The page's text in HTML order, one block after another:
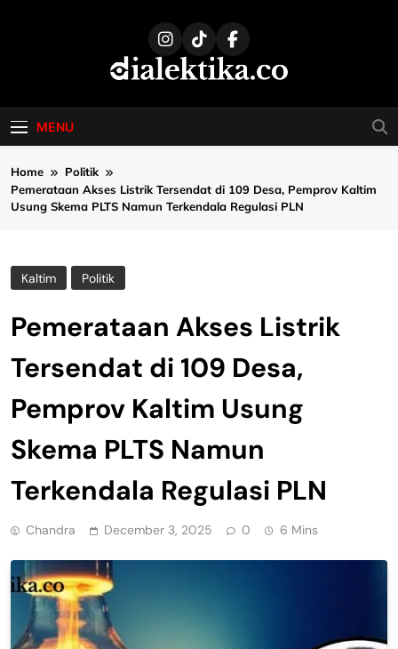
dialektika
MENU
Home
Politik
Pemerataan Akses Listrik Tersendat di 109 Desa, Pemprov Kaltim
Usung Skema PLTS Namun Terkendala Regulasi PLN
Kaltim Politik
Pemerataan Akses Listrik
Tersendat di 109 Desa,
Pemprov Kaltim Usung
Skema PLTS Namun
Terkendala Regulasi PLN
Chandra December 3, 2025 0 6 Mins